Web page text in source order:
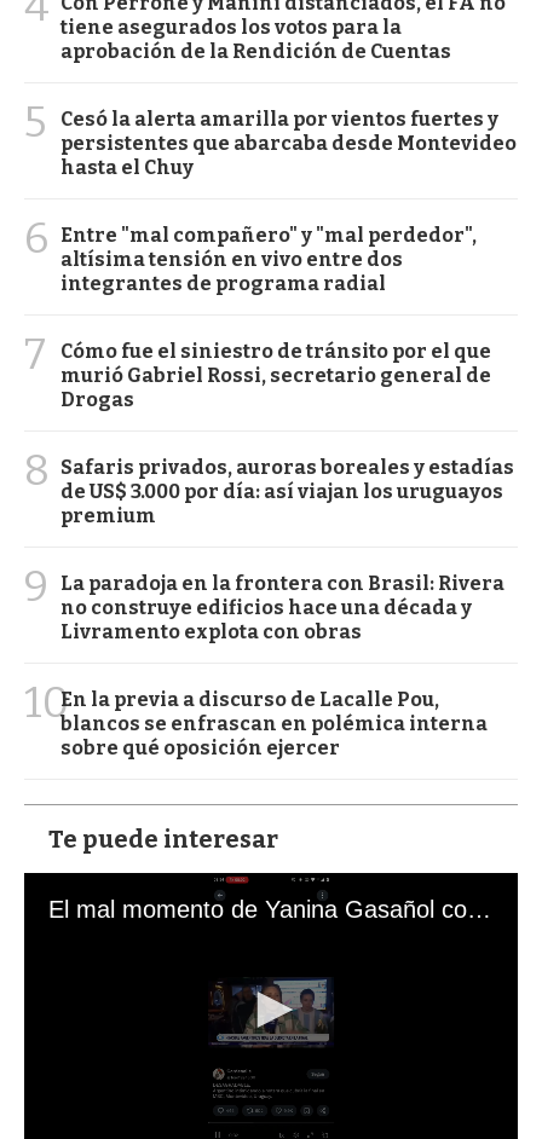
tiene asegurados los votos para la
aprobación de la Rendición de Cuentas
5
Cesó la alerta amarilla por vientos fuertes y
persistentes que abarcaba desde Montevideo
hasta el Chuy
6
Entre "mal compañero" y "mal perdedor",
altísima tensión en vivo entre dos
integrantes de programa radial
7
Cómo fue el siniestro de tránsito por el que
murió Gabriel Rossi, secretario general de
Drogas
8
Safaris privados, auroras boreales y estadías
de US$ 3.000 por día: así viajan los uruguayos
premium
9
La paradoja en la frontera con Brasil: Rivera
no construye edificios hace una década y
Livramento explota con obras
10En la previa a discurso de Lacalle Pou,
blancos se enfrascan en polémica interna
sobre qué oposición ejercer
Te puede interesar
El mal momento de Yanina Gasañol con un hincha argentino en "Subrayado"